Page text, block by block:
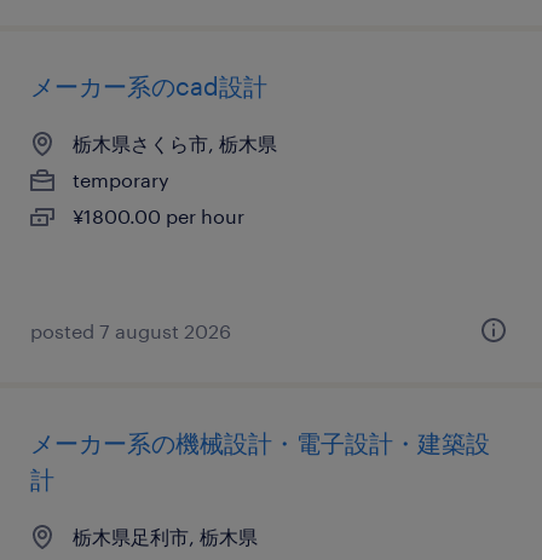
メーカー系のcad設計
栃木県さくら市, 栃木県
temporary
¥1800.00 per hour
posted 7 august 2026
メーカー系の機械設計・電子設計・建築設
計
栃木県足利市, 栃木県